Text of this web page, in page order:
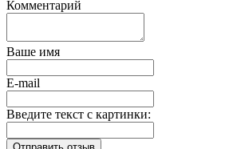
Комментарий
Ваше имя
E-mail
Введите текст с картинки: